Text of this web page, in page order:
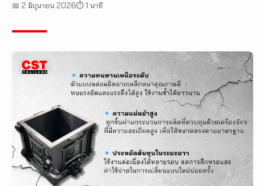
📅 2 มิถุนายน 2026⏱ 1 นาที